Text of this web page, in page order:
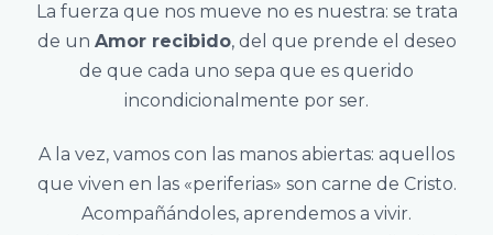
La fuerza que nos mueve no es nuestra: se trata
de un Amor recibido, del que prende el deseo
de que cada uno sepa que es querido
incondicionalmente por ser.
A la vez, vamos con las manos abiertas: aquellos
que viven en las «periferias» son carne de Cristo.
Acompañándoles, aprendemos a vivir.